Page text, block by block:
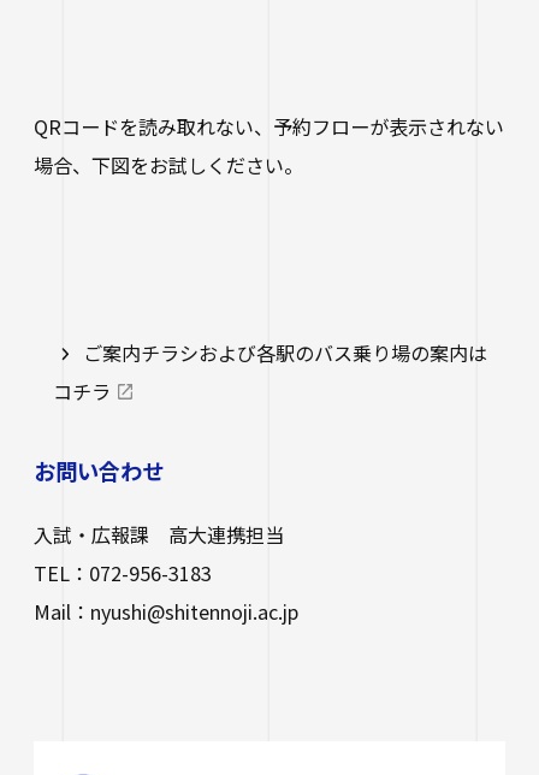
QRコードを読み取れない、予約フローが表示されない
場合、下図をお試しください。
ご案内チラシおよび各駅のバス乗り場の案内は
コチラ
お問い合わせ
入試・広報課 高大連携担当
TEL：072-956-3183
Mail：nyushi@shitennoji.ac.jp